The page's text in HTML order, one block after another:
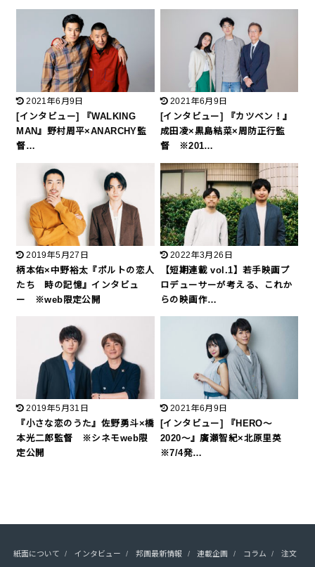
2021年6月9日
[インタビュー] 『WALKING
MAN』野村周平×ANARCHY監
督…
2021年6月9日
[インタビュー] 『カツベン！』
成田凌×黒島結菜×周防正行監
督 ※201…
2019年5月27日
柄本佑×中野裕太『ポルトの恋人
たち 時の記憶』インタビュ
ー ※web限定公開
2022年3月26日
【短期連載 vol.1】若手映画プ
ロデューサーが考える、これか
らの映画作…
2019年5月31日
『小さな恋のうた』佐野勇斗×橋
本光二郎監督 ※シネモweb限
定公開
2021年6月9日
[インタビュー] 『HERO〜
2020〜』廣瀬智紀×北原里英
※7/4発…
紙面について インタビュー 邦画最新情報 連載企画 コラム 注文